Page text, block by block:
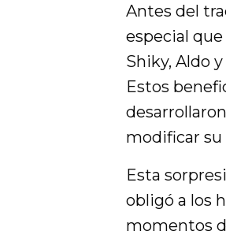
Antes del
especial
Shiky, Aldo
Estos
modificar su
Esta
obligó a los
momentos